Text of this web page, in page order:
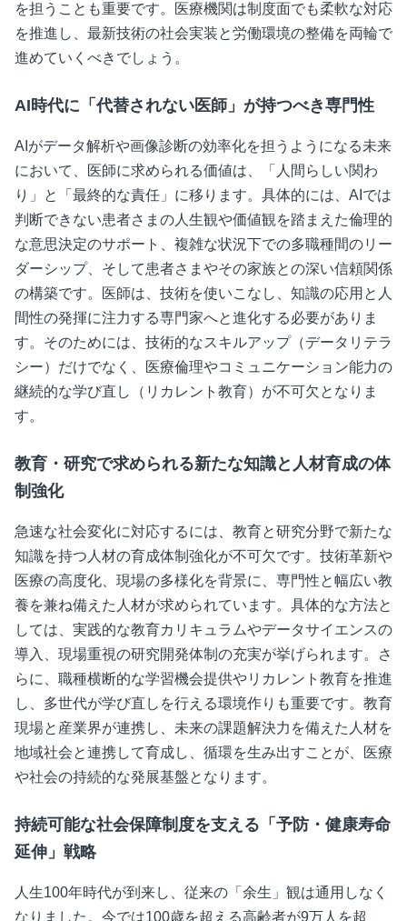
を担うことも重要です。医療機関は制度面でも柔軟な対応
を推進し、最新技術の社会実装と労働環境の整備を両輪で
進めていくべきでしょう。
AI時代に「代替されない医師」が持つべき専門性
AIがデータ解析や画像診断の効率化を担うようになる未来
において、医師に求められる価値は、「人間らしい関わ
り」と「最終的な責任」に移ります。具体的には、AIでは
判断できない患者さまの人生観や価値観を踏まえた倫理的
な意思決定のサポート、複雑な状況下での多職種間のリー
ダーシップ、そして患者さまやその家族との深い信頼関係
の構築です。医師は、技術を使いこなし、知識の応用と人
間性の発揮に注力する専門家へと進化する必要がありま
す。そのためには、技術的なスキルアップ（データリテラ
シー）だけでなく、医療倫理やコミュニケーション能力の
継続的な学び直し（リカレント教育）が不可欠となりま
す。
教育・研究で求められる新たな知識と人材育成の体
制強化
急速な社会変化に対応するには、教育と研究分野で新たな
知識を持つ人材の育成体制強化が不可欠です。技術革新や
医療の高度化、現場の多様化を背景に、専門性と幅広い教
養を兼ね備えた人材が求められています。具体的な方法と
しては、実践的な教育カリキュラムやデータサイエンスの
導入、現場重視の研究開発体制の充実が挙げられます。さ
らに、職種横断的な学習機会提供やリカレント教育を推進
し、多世代が学び直しを行える環境作りも重要です。教育
現場と産業界が連携し、未来の課題解決力を備えた人材を
地域社会と連携して育成し、循環を生み出すことが、医療
や社会の持続的な発展基盤となります。
持続可能な社会保障制度を支える「予防・健康寿命
延伸」戦略
人生100年時代が到来し、従来の「余生」観は通用しなく
なりました。今では100歳を超える高齢者が9万人を超